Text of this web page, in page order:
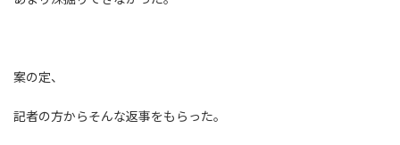
案の定、
記者の方からそんな返事をもらった。